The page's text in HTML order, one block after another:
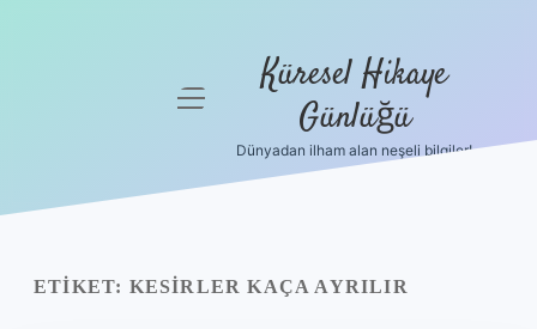
menüyü
Küresel Hikaye
Günlüğü
Dünyadan ilham alan neşeli bilgiler!
ETIKET: KESIRLER KAÇA AYRILIR